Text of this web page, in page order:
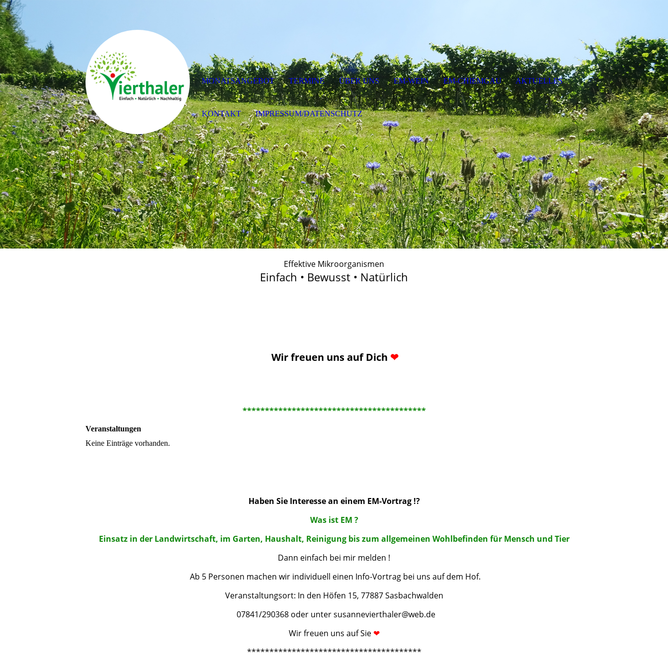
Effektive Mikroorganismen
Einfach • Bewusst • Natürlich
Wir freuen uns auf Dich ❤
*****************************************
Veranstaltungen
Keine Einträge vorhanden.
Haben Sie Interesse an einem EM-Vortrag !?
Was ist EM ?
Einsatz in der Landwirtschaft, im Garten, Haushalt, Reinigung bis zum allgemeinen Wohlbefinden für Mensch und Tier
Dann einfach bei mir melden !
Ab 5 Personen machen wir individuell einen Info-Vortrag bei uns auf dem Hof.
Veranstaltungsort: In den Höfen 15, 77887 Sasbachwalden
07841/290368 oder unter susannevierthaler@web.de
Wir freuen uns auf Sie ❤
***************************************
MONATSANGEBOT TERMINE ÜBER UNS EM-WEIN EM-CHIEMGAU AKTUELLES
KONTAKT IMPRESSUM/DATENSCHUTZ